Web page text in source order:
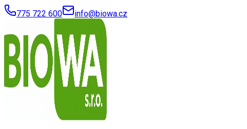
775 722 600 info@biowa.cz